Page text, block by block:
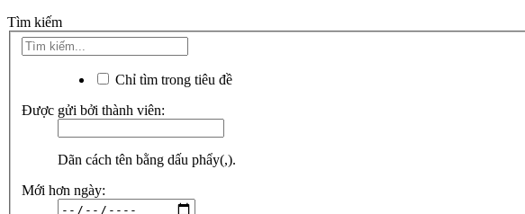
Tìm kiếm
Chỉ tìm trong tiêu đề
Được gửi bởi thành viên:
Dãn cách tên bằng dấu phẩy(,).
Mới hơn ngày: